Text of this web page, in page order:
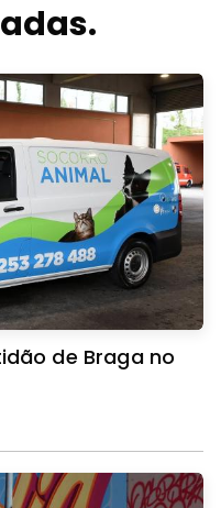
de Braga no